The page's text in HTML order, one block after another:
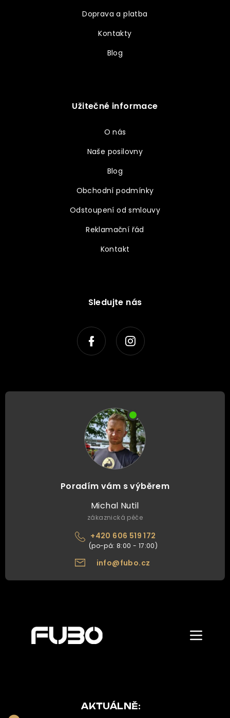
Doprava a platba
Kontakty
Blog
Užitečné informace
O nás
Naše posilovny
Blog
Obchodní podmínky
Odstoupení od smlouvy
Reklamační řád
Kontakt
Sledujte nás
Poradím vám s výběrem
Michal Nutil
zákaznická péče
+420 606 519 172
info@fubo.cz
NAŠE NABÍDKA
Zobrazit/
menu
AKTUÁLNĚ: